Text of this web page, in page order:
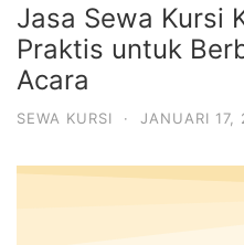
Jasa Sewa Kursi
Praktis untuk
Acara
SEWA KURSI · JANUARI 17,